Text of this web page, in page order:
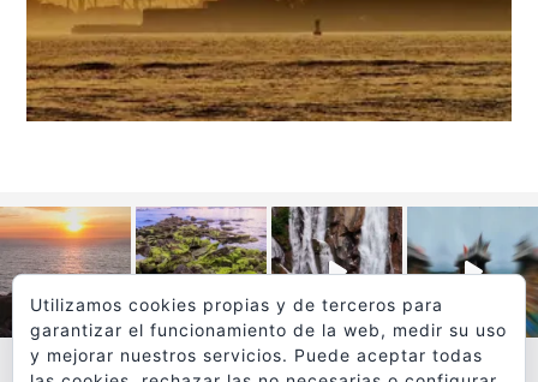
Utilizamos cookies propias y de terceros para
garantizar el funcionamiento de la web, medir su uso
y mejorar nuestros servicios. Puede aceptar todas